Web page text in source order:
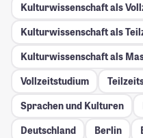
Kulturwissenschaft als
Kulturwissenschaft als
Kulturwissenschaft als
Vollzeitstudium
Sprachen und Kulturen
Deutschland
Berlin